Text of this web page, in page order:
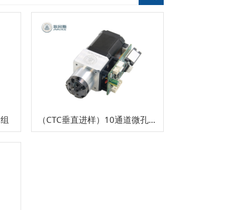
（CTC垂直进样）10通道微孔径超高压切换阀组